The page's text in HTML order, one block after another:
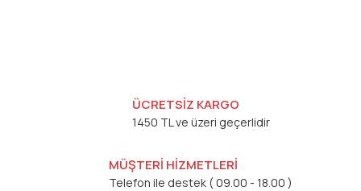
ÜCRETSİZ KARGO
1450 TL ve üzeri geçerlidir
MÜŞTERİ HİZMETLERİ
Telefon ile destek ( 09.00 - 18.00 )